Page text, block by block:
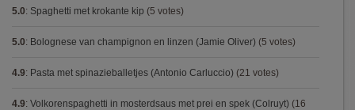
5.0: Spaghetti met krokante kip (5 votes)
5.0: Bolognese van champignon en linzen (Jamie Oliver) (5 votes)
4.9: Pasta met spinazieballetjes (Antonio Carluccio) (21 votes)
4.9: Volkorenspaghetti in mosterdsaus met prei en spek (Colruyt) (16